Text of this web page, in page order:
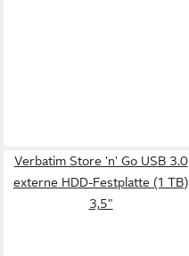
Verbatim Store 'n' Go USB 3.0
externe HDD-Festplatte (1 TB)
3,5"